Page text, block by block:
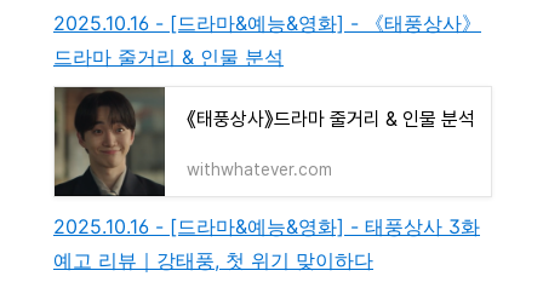
2025.10.16 - [드라마&예능&영화] - 《태풍상사》
드라마 줄거리 & 인물 분석
《태풍상사》드라마 줄거리 & 인물 분석
withwhatever.com
2025.10.16 - [드라마&예능&영화] - 태풍상사 3화
예고 리뷰｜강태풍, 첫 위기 맞이하다